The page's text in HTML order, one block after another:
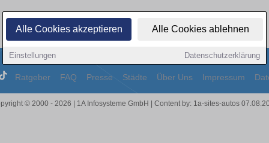
Alle Cookies akzeptieren Alle Cookies ablehnen
Einstellungen Datenschutzerklärung
Ratgeber FAQ Presse Städte Über Uns Impressum
© 2000 - 2026 | 1A Infosysteme GmbH | Content by: 1a-sites-autos